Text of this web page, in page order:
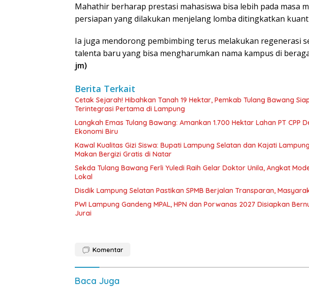
Mahathir berharap prestasi mahasiswa bisa lebih pada masa
persiapan yang dilakukan menjelang lomba ditingkatkan
Ia juga mendorong pembimbing terus melakukan regenerasi
talenta baru yang bisa mengharumkan nama kampus di
jm)
Berita Terkait
Cetak Sejarah! Hibahkan Tanah 19 Hektar, Pemkab Tulang Bawang
Terintegrasi Pertama di Lampung
Langkah Emas Tulang Bawang: Amankan 1.700 Hektar Lahan PT CPP
Ekonomi Biru
Kawal Kualitas Gizi Siswa: Bupati Lampung Selatan dan Kajati
Makan Bergizi Gratis di Natar
Sekda Tulang Bawang Ferli Yuledi Raih Gelar Doktor Unila, Angkat
Lokal
Disdik Lampung Selatan Pastikan SPMB Berjalan Transparan,
PWI Lampung Gandeng MPAL, HPN dan Porwanas 2027 Disiapkan
Jurai
Komentar
Baca Juga